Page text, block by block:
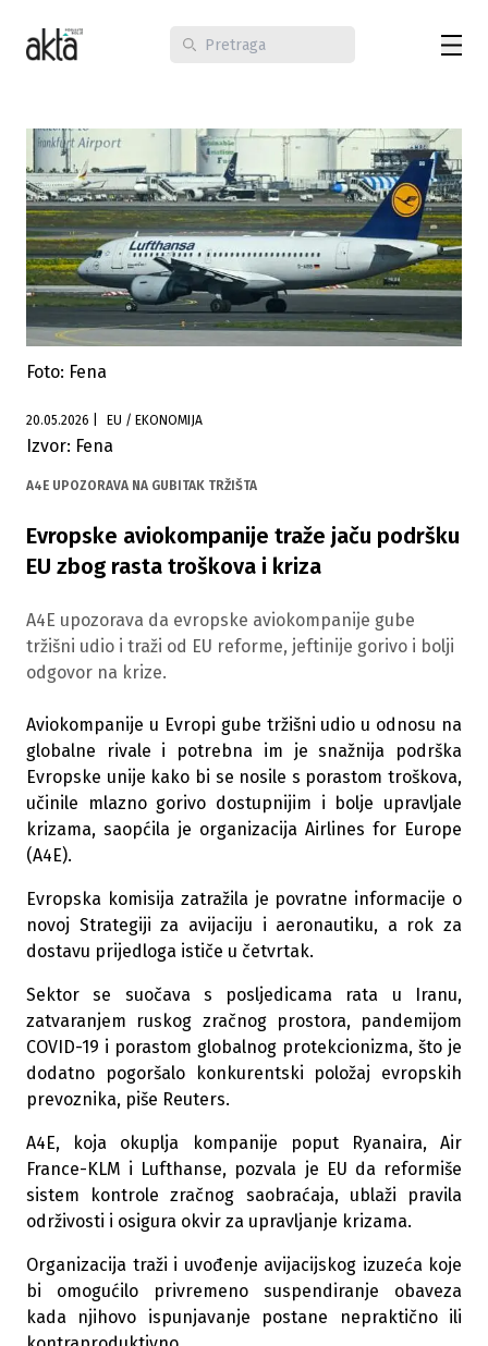
Foto: Fena
20.05.2026 EU / EKONOMIJA
Izvor: Fena
A4E UPOZORAVA NA GUBITAK TRŽIŠTA
Evropske aviokompanije traže jaču podršku
EU zbog rasta troškova i kriza
A4E upozorava da evropske aviokompanije gube
tržišni udio i traži od EU reforme, jeftinije gorivo i bolji
odgovor na krize.
Aviokompanije u Evropi gube tržišni udio u odnosu na
globalne rivale i potrebna im je snažnija podrška
Evropske unije kako bi se nosile s porastom troškova,
učinile mlazno gorivo dostupnijim i bolje upravljale
krizama, saopćila je organizacija Airlines for Europe
(A4E).
Evropska komisija zatražila je povratne informacije o
novoj Strategiji za avijaciju i aeronautiku, a rok za
dostavu prijedloga ističe u četvrtak.
Sektor se suočava s posljedicama rata u Iranu,
zatvaranjem ruskog zračnog prostora, pandemijom
COVID-19 i porastom globalnog protekcionizma, što je
dodatno pogoršalo konkurentski položaj evropskih
prevoznika, piše Reuters.
A4E, koja okuplja kompanije poput Ryanaira, Air
France-KLM i Lufthanse, pozvala je EU da reformiše
sistem kontrole zračnog saobraćaja, ublaži pravila
održivosti i osigura okvir za upravljanje krizama.
Organizacija traži i uvođenje avijacijskog izuzeća koje
bi omogućilo privremeno suspendiranje obaveza
kada njihovo ispunjavanje postane nepraktično ili